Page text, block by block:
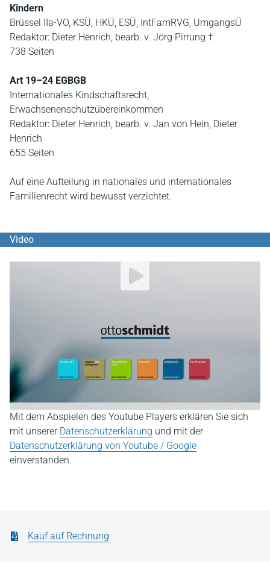
Kindern
Brüssel IIa-VO, KSÜ, HKÜ, ESÜ, IntFamRVG, UmgangsÜ
Redaktor: Dieter Henrich, bearb. v. Jörg Pirrung †
738 Seiten
Art 19–24 EGBGB
Internationales Kindschaftsrecht,
Erwachsenenschutzübereinkommen
Redaktor: Dieter Henrich, bearb. v. Jan von Hein, Dieter
Henrich
655 Seiten
Auf eine Aufteilung in nationales und internationales
Familienrecht wird bewusst verzichtet.
Video
Mit dem Abspielen des Youtube Players erklären Sie sich
mit unserer Datenschutzerklärung und mit der
Datenschutzerklärung von Youtube / Google
einverstanden.
Kauf auf Rechnung